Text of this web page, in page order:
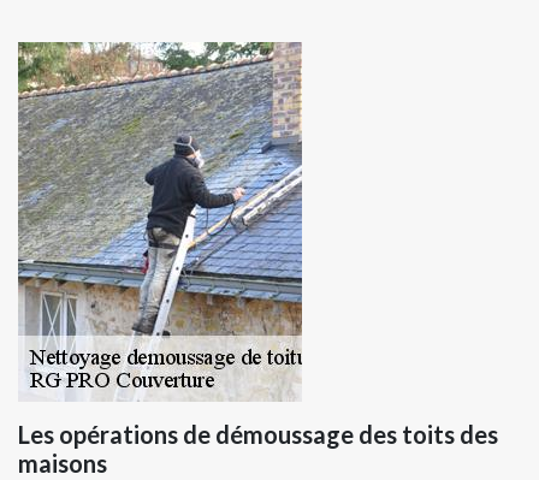
Les opérations de démoussage des toits des
maisons